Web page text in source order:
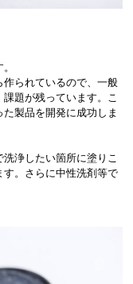
られているので、一般
題が残っています。こ
製品を開発に成功しま
浄したい箇所に塗りこ
。さらに中性洗剤等で